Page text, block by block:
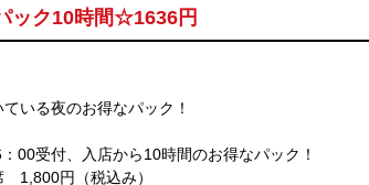
ック10時間☆1636円
いる夜のお得なパック！
00受付、入店から10時間のお得なパック！
1,800円（税込み）